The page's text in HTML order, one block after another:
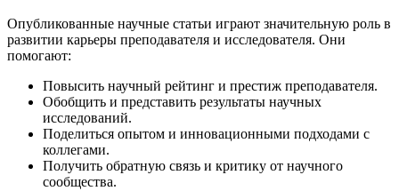
Опубликованные научные статьи играют значительную роль в
развитии карьеры преподавателя и исследователя. Они
помогают:
Повысить научный рейтинг и престиж преподавателя.
Обобщить и представить результаты научных
исследований.
Поделиться опытом и инновационными подходами с
коллегами.
Получить обратную связь и критику от научного
сообщества.